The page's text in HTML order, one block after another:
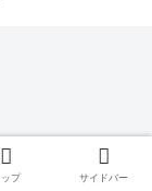
ップ サイドバー